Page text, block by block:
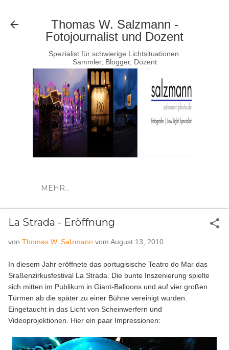
Thomas W. Salzmann -
Fotojournalist und Dozent
Spezialist für schwierige Lichtsituationen.
Sammler, Blogger, Dozent
MEHR…
La Strada - Eröffnung
von Thomas W. Salzmann vom August 13, 2010
In diesem Jahr eröffnete das portugisische Teatro do Mar das
Sraßenzirkusfestival La Strada. Die bunte Inszenierung spielte
sich mitten im Publikum in Giant-Balloons und auf vier großen
Türmen ab die später zu einer Bühne vereinigt wurden.
Eingetaucht in das Licht von Scheinwerfern und
Videoprojektionen. Hier ein paar Impressionen: